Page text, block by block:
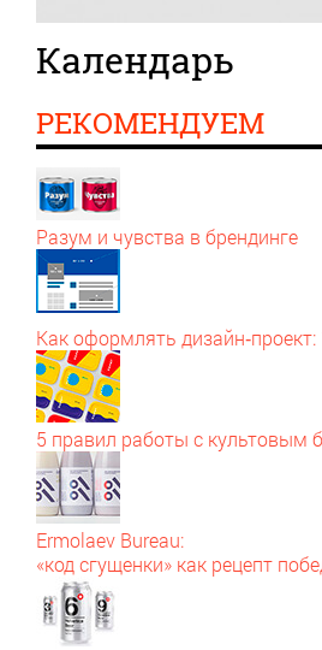
Календарь
РЕКОМЕНДУЕМ
Разум и чувства в брендинге
Как оформлять дизайн‑проект:
5 правил работы с культовым
Ermolaev Bureau:
«код сгущенки» как рецепт